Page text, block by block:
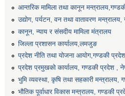
आन्तरिक मामिला तथा कानून
उद्योग, पर्यटन, वन तथा वातावरण
कानून, न्याय र संसदीय मामिला मंत्रालय
जिल्ला प्रशासन कार्यालय,लमजुङ
प्रदेश नीति तथा योजना आयोग,गण्डकी
प्रदेश प्रमुखको कार्यालय, गण्डकी प्रदेश ,
भुमि व्यवस्था, कृषि तथा सहकारी मन्त्रालय,
भौतिक पूर्वाधार विकास मन्त्रालय, गण्डकी